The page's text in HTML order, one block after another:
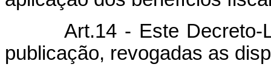
Art.14 - Este
publicação, revogadas as